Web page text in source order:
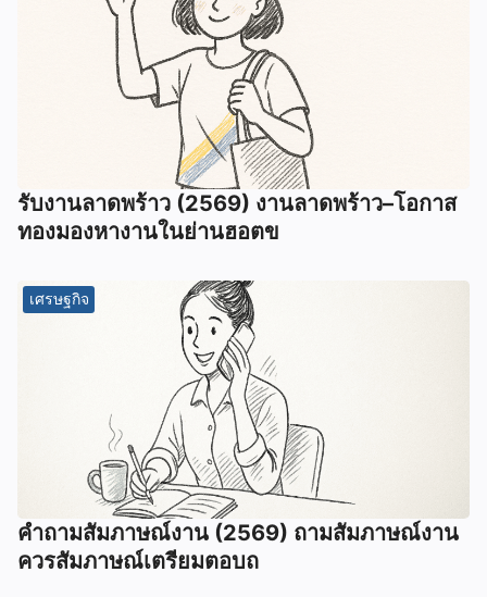
รับงานลาดพร้าว (2569) งานลาดพร้าว–โอกาส
ทองมองหางานในย่านฮอตข
เศรษฐกิจ
คําถามสัมภาษณ์งาน (2569) ถามสัมภาษณ์งาน
ควรสัมภาษณ์เตรียมตอบถ